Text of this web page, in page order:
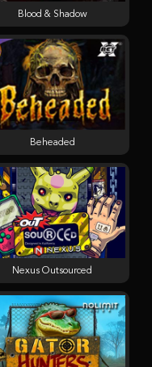
Blood & Shadow
Beheaded
Nexus Outsourced